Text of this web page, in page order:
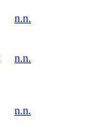
n.n.
n.n.
n.n.